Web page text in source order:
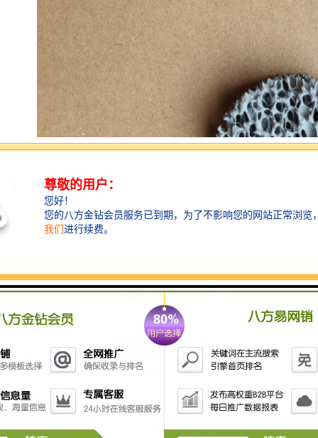
在熔化炉中所有的氧化物及化物都会以渣的形式流离于
铁（铝）水中。当它们的直径大于0.1mm时上浮很快，
可以通过正常扒渣去除；当直径小于0.09mm，尤其在
0.002mm左右时，这样子的杂质上浮慢，并且上升速度
不受自重制约，而是受铁（铝）水具有黏性这一特点制
约而悬浮于铁（铝）水中。想不使用挡渣棉和过滤网就
把铁（铝）水做到纯净是很难的，所以挡渣棉和过滤网
的使用是很有必要的，无论什么手段都很难替代挡渣棉